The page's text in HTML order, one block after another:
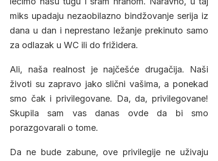
miks upadaju nezaobilazno bindžovanje serija iz
dana u dan i neprestano ležanje prekinuto samo
za odlazak u WC ili do frižidera.
Ali, naša realnost je najčešće drugačija. Naši
životi su zapravo jako slični vašima, a ponekad
smo čak i privilegovane. Da, da, privilegovane!
Skupila sam vas danas ovde da bi smo
porazgovarali o tome.
Da ne bude zabune, ove privilegije ne uživaju